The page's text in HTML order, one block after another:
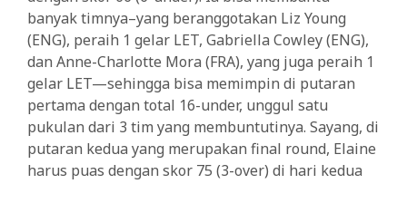
banyak timnya–yang beranggotakan Liz Young
(ENG), peraih 1 gelar LET, Gabriella Cowley (ENG),
dan Anne-Charlotte Mora (FRA), yang juga peraih 1
gelar LET—sehingga bisa memimpin di putaran
pertama dengan total 16-under, unggul satu
pukulan dari 3 tim yang membuntutinya. Sayang, di
putaran kedua yang merupakan final round, Elaine
harus puas dengan skor 75 (3-over) di hari kedua